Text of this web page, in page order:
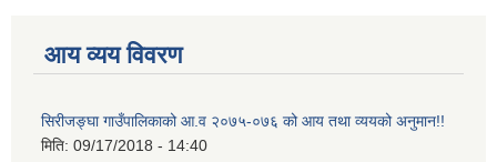
आय व्यय विवरण
सिरीजङ्घा गाउँपालिकाको आ.व २०७५-०७६ को आय तथा व्ययको अनुमान!!
मिति: 09/17/2018 - 14:40